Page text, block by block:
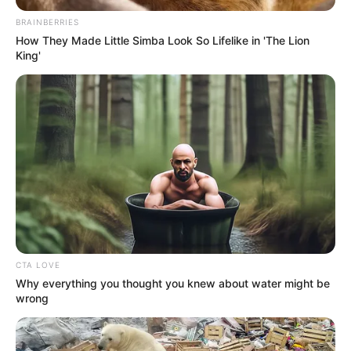
interesan. Para estar bien informado, por
ACTIVAR AHORA
TEMAS DESTACADOS
RECIBO DEL AGUA
LOCALIDAD DE USAQUÉN
CUNDINAMARCA
DESAPARECIDOS
CORTES DE LUZ
LOCALIDAD DE ENGATIVÁ
REGIOTRAM DE OCCIDENTE
LOCALIDAD DE SUBA
BRAINBERRIES
How They Made Little Simba Look So Lifelike in 'The Lion
King'
CTA LOVE
Why everything you thought you knew about water might be
wrong